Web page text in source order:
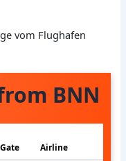
vom Flughafen
BNN
Gate Airline